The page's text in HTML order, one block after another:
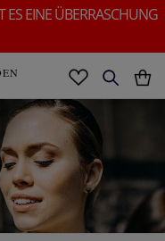
ES EINE ÜBERRASCHUNG